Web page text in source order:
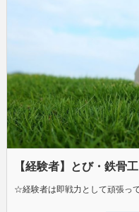
【経験者】とび・鉄骨工